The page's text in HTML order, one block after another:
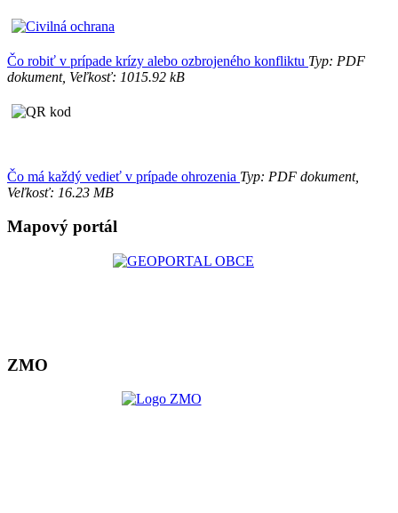
Čo robiť v prípade krízy alebo ozbrojeného konfliktu Typ: PDF
dokument, Veľkosť: 1015.92 kB
Čo má každý vedieť v prípade ohrozenia Typ: PDF dokument,
Veľkosť: 16.23 MB
Mapový portál
ZMO